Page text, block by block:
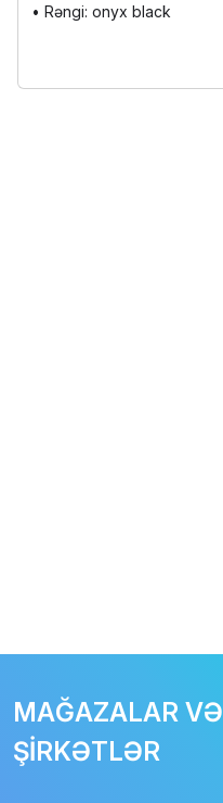
• Rəngi: onyx black
MAĞAZALAR VƏ
ŞİRKƏTLƏR